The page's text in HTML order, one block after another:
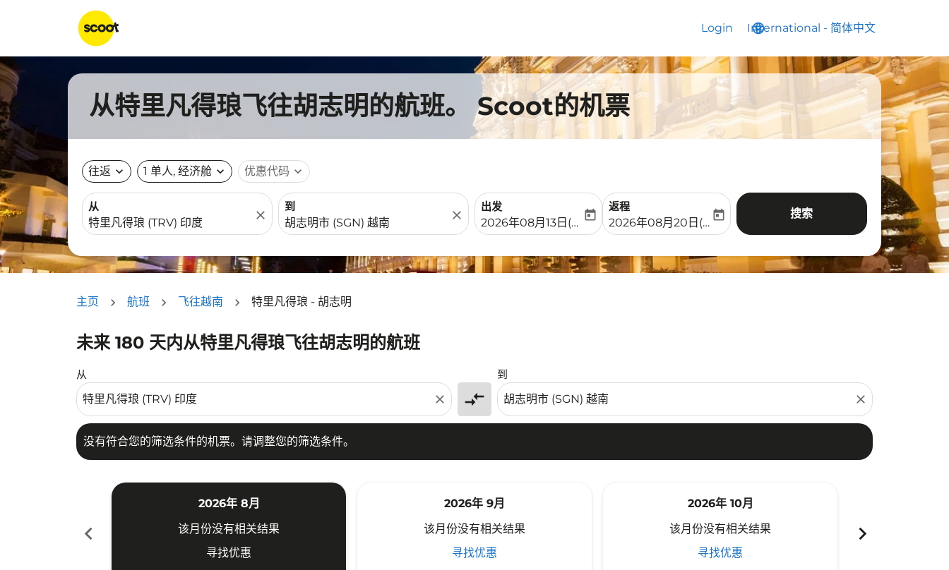
Login language
International - 简体中文
keyboard_arrow_down
从特里凡得琅飞往胡志明的航班。 Scoot的机票
往返 expand_more 1 单人, 经济舱 expand_more 优惠代码 expand_more
从
close
到
close
出发
fc-booking-departure-date-aria-label
2026年08月13日(周四)
today
返程
fc-booking-return-date-aria-label
2026年08月20日(周四)
today 搜索
主页 航班 飞往越南 特里凡得琅 - 胡志明
未来 180 天内从特里凡得琅飞往胡志明的航班
从
close compare_arrows
到
close
没有符合您的筛选条件的机票。请调整您的筛选条件。
没有符合您的筛选条件的机票。请调整您的筛选条件。
chevron_left
2026年 8月
该月份没有相关结果
寻找优惠
2026年 9月
该月份没有相关结果
寻找优惠
2026年 10月
该月份没有相关结果
寻找优惠
chevron_right